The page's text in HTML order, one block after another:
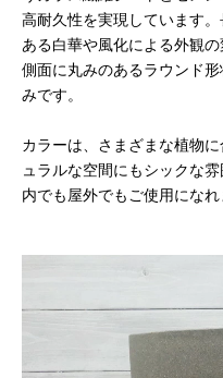
高耐久性を実現しています
ある白華や風化による外観
側面に丸みのあるラウンド
みです。
カラーは、さまざまな植物
ュラルな空間にもシックな
内でも屋外でもご使用になれ